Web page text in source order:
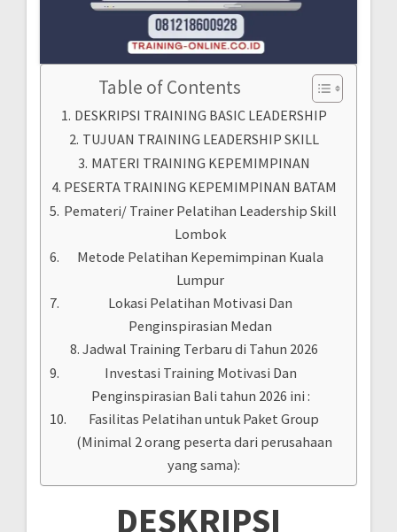
Table of Contents
DESKRIPSI TRAINING BASIC LEADERSHIP
TUJUAN TRAINING LEADERSHIP SKILL
MATERI TRAINING KEPEMIMPINAN
PESERTA TRAINING KEPEMIMPINAN BATAM
Pemateri/ Trainer Pelatihan Leadership Skill
Lombok
Metode Pelatihan Kepemimpinan Kuala
Lumpur
Lokasi Pelatihan Motivasi Dan
Penginspirasian Medan
Jadwal Training Terbaru di Tahun 2026
Investasi Training Motivasi Dan
Penginspirasian Bali tahun 2026 ini :
Fasilitas Pelatihan untuk Paket Group
(Minimal 2 orang peserta dari perusahaan
yang sama):
DESKRIPSI